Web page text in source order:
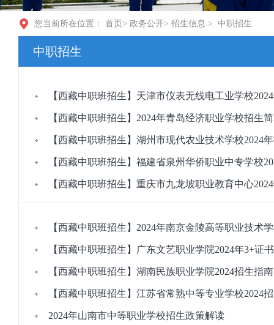
您当前所在位置： 首页 > 政务公开> 招生信息 > 中职招生
中职招生
【西藏中职班招生】天津市仪表无线电工业学校
【西藏中职班招生】2024年青岛经济职业学校招生
【西藏中职班招生】湖州市现代农业技术学校2024
【西藏中职班招生】福建省泉州华侨职业中专学校
【西藏中职班招生】重庆市九龙坡职业教育中心
【西藏中职班招生】2024年南京金陵高等职业技术
【西藏中职班招生】广东文艺职业学院2024年3+证
【西藏中职班招生】湖南民族职业学院2024招生指南
【西藏中职班招生】江苏省常熟中等专业学校2024
2024年山南市中等职业学校招生政策解读